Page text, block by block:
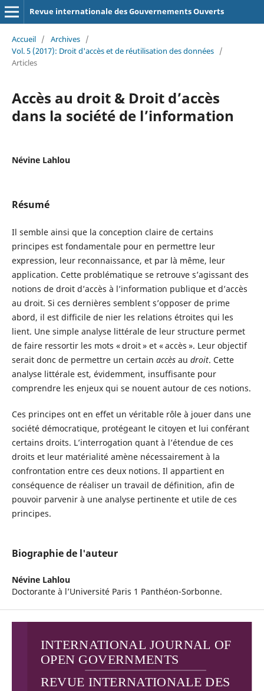
Revue internationale des Gouvernements Ouverts
Accueil / Archives /
Vol. 5 (2017): Droit d'accès et de réutilisation des données /
Articles
Accès au droit & Droit d’accès
dans la société de l’information
Névine Lahlou
Résumé
Il semble ainsi que la conception claire de certains
principes est fondamentale pour en permettre leur
expression, leur reconnaissance, et par là même, leur
application. Cette problématique se retrouve s’agissant des
notions de droit d’accès à l’information publique et d’accès
au droit. Si ces dernières semblent s’opposer de prime
abord, il est difficile de nier les relations étroites qui les
lient. Une simple analyse littérale de leur structure permet
de faire ressortir les mots « droit » et « accès ». Leur objectif
serait donc de permettre un certain accèsau droit. Cette
analyse littérale est, évidemment, insuffisante pour
comprendre les enjeux qui se nouent autour de ces notions.
Ces principes ont en effet un véritable rôle à jouer dans une
société démocratique, protégeant le citoyen et lui conférant
certains droits. L’interrogation quant à l’étendue de ces
droits et leur matérialité amène nécessairement à la
confrontation entre ces deux notions. Il appartient en
conséquence de réaliser un travail de définition, afin de
pouvoir parvenir à une analyse pertinente et utile de ces
principes.
Biographie de l'auteur
Névine Lahlou
Doctorante à l’Université Paris 1 Panthéon-Sorbonne.